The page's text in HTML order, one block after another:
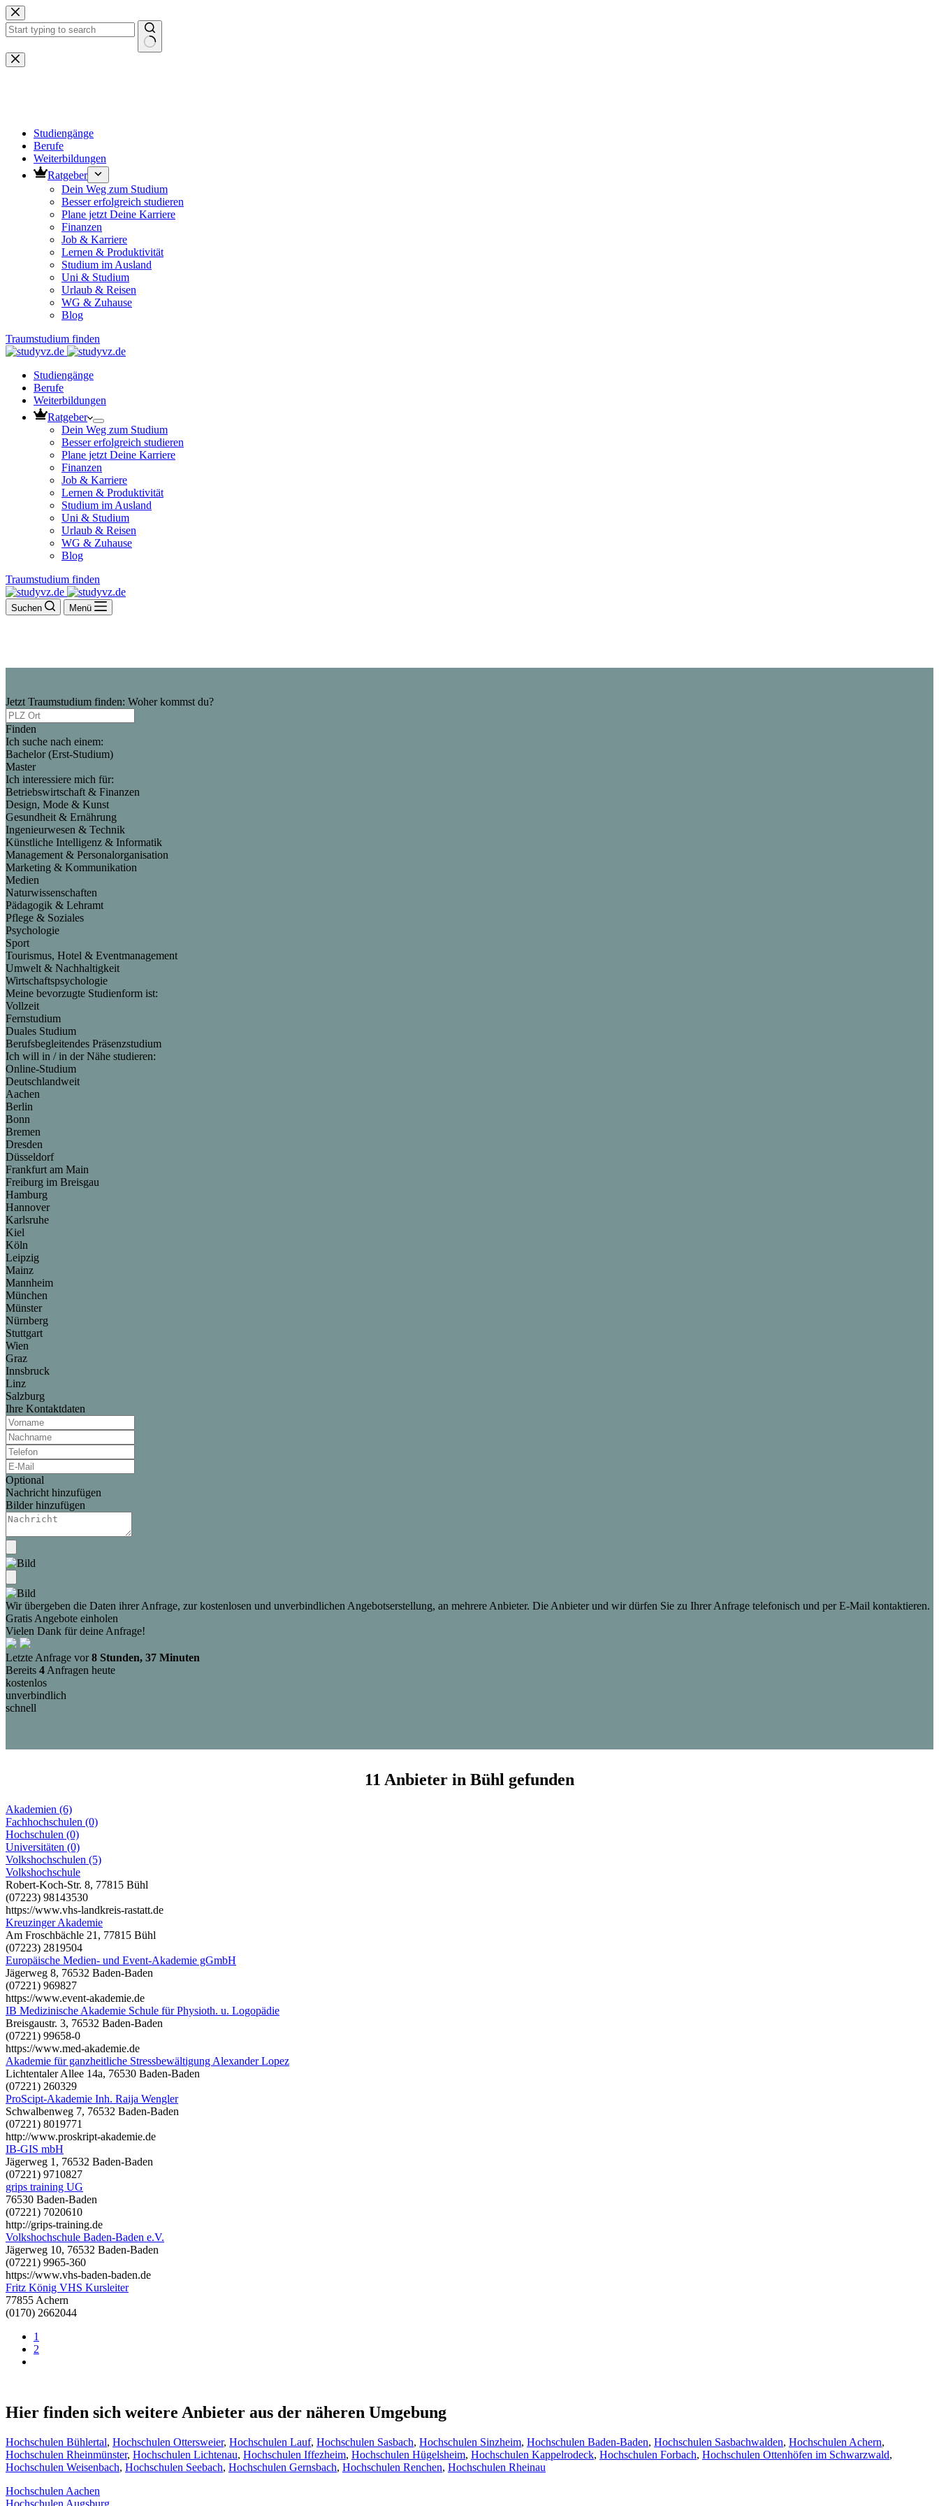
Zum
Inhalt
springen
Keine
Ergebnisse
Studiengänge
Berufe
Weiterbildungen
Ratgeber
Dein Weg zum Studium
Besser erfolgreich studieren
Plane jetzt Deine Karriere
Finanzen
Job & Karriere
Lernen & Produktivität
Studium im Ausland
Uni & Studium
Urlaub & Reisen
WG & Zuhause
Blog
Traumstudium finden
Studiengänge
Berufe
Weiterbildungen
Ratgeber
Dein Weg zum Studium
Besser erfolgreich studieren
Plane jetzt Deine Karriere
Finanzen
Job & Karriere
Lernen & Produktivität
Studium im Ausland
Uni & Studium
Urlaub & Reisen
WG & Zuhause
Blog
Traumstudium finden
Suchen Menü
Jetzt Traumstudium finden: Woher kommst du?
Finden
Ich suche nach einem:
Bachelor (Erst-Studium)
Master
Ich interessiere mich für:
Betriebswirtschaft & Finanzen
Design, Mode & Kunst
Gesundheit & Ernährung
Ingenieurwesen & Technik
Künstliche Intelligenz & Informatik
Management & Personalorganisation
Marketing & Kommunikation
Medien
Naturwissenschaften
Pädagogik & Lehramt
Pflege & Soziales
Psychologie
Sport
Tourismus, Hotel & Eventmanagement
Umwelt & Nachhaltigkeit
Wirtschaftspsychologie
Meine bevorzugte Studienform ist:
Vollzeit
Fernstudium
Duales Studium
Berufsbegleitendes Präsenzstudium
Ich will in / in der Nähe studieren:
Online-Studium
Deutschlandweit
Aachen
Berlin
Bonn
Bremen
Dresden
Düsseldorf
Frankfurt am Main
Freiburg im Breisgau
Hamburg
Hannover
Karlsruhe
Kiel
Köln
Leipzig
Mainz
Mannheim
München
Münster
Nürnberg
Stuttgart
Wien
Graz
Innsbruck
Linz
Salzburg
Ihre Kontaktdaten
Optional
Nachricht hinzufügen
Bilder hinzufügen
Wir übergeben die Daten ihrer Anfrage, zur kostenlosen und unverbindlichen Angebotserstellung, an mehrere Anbieter. Die Anbieter und wir dürfen Sie zu Ihrer Anfrage telefonisch und per E-Mail kontaktieren.
Gratis Angebote einholen
Vielen Dank für deine Anfrage!
Letzte Anfrage vor8 Stunden, 37 Minuten
Bereits 4 Anfragen heute
kostenlos
unverbindlich
schnell
11 Anbieter in Bühl gefunden
Akademien (6)
Fachhochschulen (0)
Hochschulen (0)
Universitäten (0)
Volkshochschulen (5)
Volkshochschule
Robert-Koch-Str. 8, 77815 Bühl
(07223) 98143530
https://www.vhs-landkreis-rastatt.de
Kreuzinger Akademie
Am Froschbächle 21, 77815 Bühl
(07223) 2819504
Europäische Medien- und Event-Akademie gGmbH
Jägerweg 8, 76532 Baden-Baden
(07221) 969827
https://www.event-akademie.de
IB Medizinische Akademie Schule für Physioth. u. Logopädie
Breisgaustr. 3, 76532 Baden-Baden
(07221) 99658-0
https://www.med-akademie.de
Akademie für ganzheitliche Stressbewältigung Alexander Lopez
Lichtentaler Allee 14a, 76530 Baden-Baden
(07221) 260329
ProScipt-Akademie Inh. Raija Wengler
Schwalbenweg 7, 76532 Baden-Baden
(07221) 8019771
http://www.proskript-akademie.de
IB-GIS mbH
Jägerweg 1, 76532 Baden-Baden
(07221) 9710827
grips training UG
76530 Baden-Baden
(07221) 7020610
http://grips-training.de
Volkshochschule Baden-Baden e.V.
Jägerweg 10, 76532 Baden-Baden
(07221) 9965-360
https://www.vhs-baden-baden.de
Fritz König VHS Kursleiter
77855 Achern
(0170) 2662044
1
2
Hier finden sich weitere Anbieter aus der näheren Umgebung
Hochschulen Bühlertal, Hochschulen Ottersweier, Hochschulen Lauf, Hochschulen Sasbach, Hochschulen Sinzheim, Hochschulen Baden-Baden, Hochschulen Sasbachwalden, Hochschulen Achern,
Hochschulen Rheinmünster, Hochschulen Lichtenau, Hochschulen Iffezheim, Hochschulen Hügelsheim, Hochschulen Kappelrodeck, Hochschulen Forbach, Hochschulen Ottenhöfen im Schwarzwald,
Hochschulen Weisenbach, Hochschulen Seebach, Hochschulen Gernsbach, Hochschulen Renchen, Hochschulen Rheinau
Hochschulen Aachen
Hochschulen Augsburg